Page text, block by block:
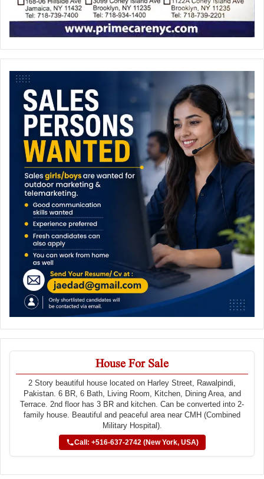
House For Sale
2 Story beautiful house located on Harley Street, Rawalpindi,
Pakistan. 6 BR, 6 Bath, Living Room, Kitchen, Dining Area, and
Terrace. 2nd floor has 3 BR and kitchen. Can be converted into 2-
family house. Beautiful and peaceful area near CMH (Combined
Military Hospital).
Call: +516-637-2742 (New York, USA)